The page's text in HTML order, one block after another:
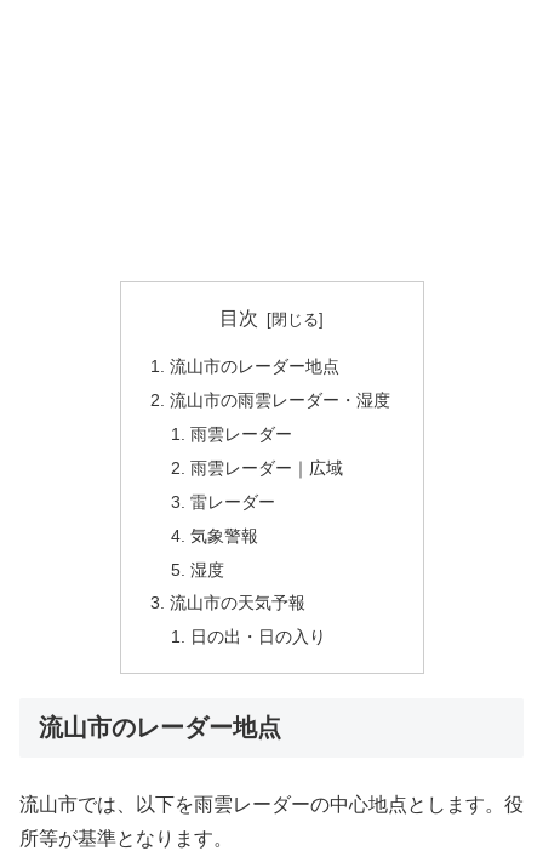
目次
流山市のレーダー地点
流山市の雨雲レーダー・湿度
雨雲レーダー
雨雲レーダー｜広域
雷レーダー
気象警報
湿度
流山市の天気予報
日の出・日の入り
流山市のレーダー地点
流山市では、以下を雨雲レーダーの中心地点とします。役
所等が基準となります。